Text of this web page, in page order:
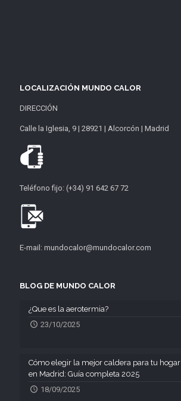
LOCALIZACIÓN MUNDO CALOR
DIRECCIÓN
Calle la Iglesia, 9 | 28921 | Alcorcón | Madrid
Teléfono fijo: (+34) 91 642 67 72
E-mail: mundocalor@mundocalor.com
BLOG DE MUNDO CALOR
¿Que es la aerotermia?
23/10/2025
Cómo elegir la mejor caldera para tu hogar
en Madrid: Guía completa 2025
18/09/2025